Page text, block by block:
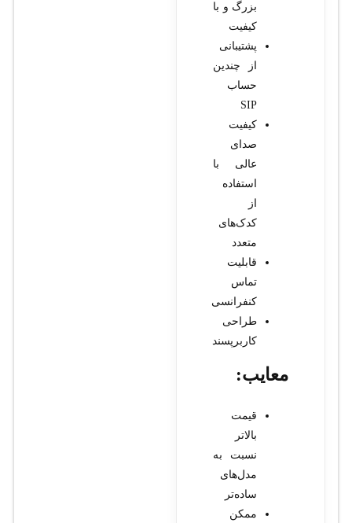
بزرگ و با
کیفیت
پشتیبانی
از چندین
حساب
SIP
کیفیت
صدای
عالی با
استفاده
از
کدک‌های
متعدد
قابلیت
تماس
کنفرانسی
طراحی
کاربرپسند
معایب:
قیمت
بالاتر
نسبت به
مدل‌های
ساده‌تر
ممکن